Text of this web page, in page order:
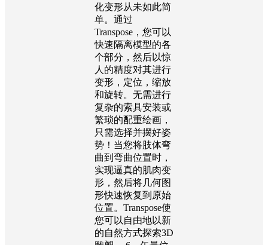
化变形从未如此简
单。通过
Transpose，您可以
快速隔离模型的各
个部分，然后以惊
人的精度对其进行
变形，定位，缩放
和旋转。无需进行
复杂的索具安装或
繁琐的配重绘画，
只需选择并摆好姿
势！当您将肢体弯
曲到弯曲位置时，
实现逼真的肌肉变
形，然后将几何图
形快速恢复到原始
位置。Transpose使
您可以自由地以新
的自然方式探索3D